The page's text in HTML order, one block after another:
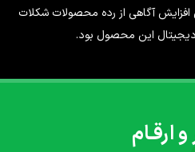
آگاهی از رده محصولات شکلات
این محصول بود.
و ارقـام